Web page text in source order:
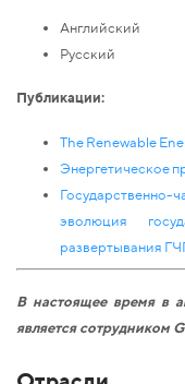
Английский
Русский
Публикации:
The Renewable
Энергетическое
эволюция
развертывания
В настоящее время в
является сотрудником